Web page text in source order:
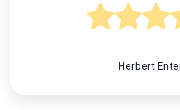
Herbert